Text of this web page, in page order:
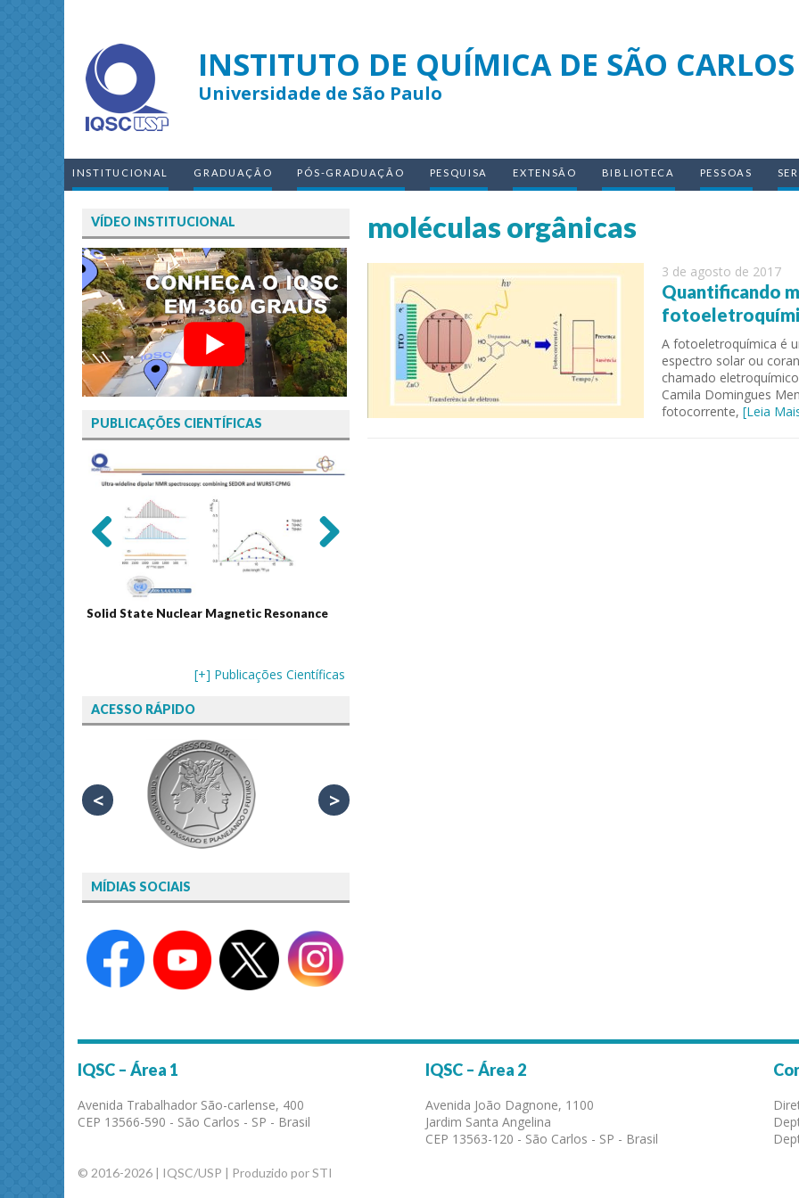
INSTITUTO DE QUÍMICA DE SÃO CARLOS
Universidade de São Paulo
INSTITUCIONAL GRADUAÇÃO PÓS-GRADUAÇÃO PESQUISA EXTENSÃO BIBLIOTECA PESSOAS
moléculas orgânicas
3 de agosto de 2017
Quantificando
A fotoeletroquímica é
espectro solar ou
chamado
Camila Domingues
fotocorrente, [Leia
VÍDEO INSTITUCIONAL
PUBLICAÇÕES CIENTÍFICAS
Solid State Nuclear Magnetic Resonance
[+] Publicações Científicas
ACESSO RÁPIDO
< >
MÍDIAS SOCIAIS
IQSC – Área 1
Avenida Trabalhador São-carlense, 400
CEP 13566-590 - São Carlos - SP - Brasil
IQSC – Área 2
Avenida João Dagnone, 1100
Jardim Santa Angelina
CEP 13563-120 - São Carlos - SP - Brasil
© 2016-2026 | IQSC/USP | Produzido por STI